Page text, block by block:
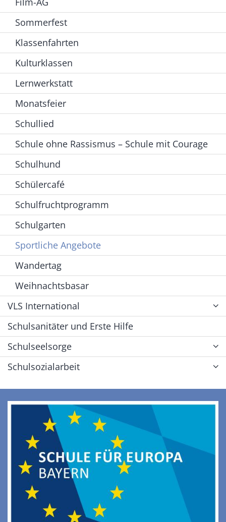
Sommerfest
Klassenfahrten
Kulturklassen
Lernwerkstatt
Monatsfeier
Schullied
Schule ohne Rassismus – Schule mit Courage
Schulhund
Schülercafé
Schulfruchtprogramm
Schulgarten
Sportliche Angebote
Wandertag
Weihnachtsbasar
VLS International
Schulsanitäter und Erste Hilfe
Schulseelsorge
Schulsozialarbeit